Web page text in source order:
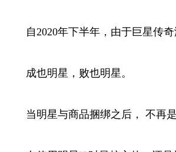
自2020年下半年，由于巨星传奇
成也明星，败也明星。
当明星与商品捆绑之后， 不再是